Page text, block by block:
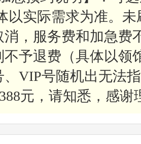
以实际需求为准。
消，服务费和加急费
不予退费（具体以领
、VIP号随机出无法
元，请知悉，感谢